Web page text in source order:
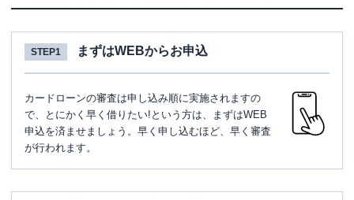
STEP1 まずはWEBからお申込
カードローンの審査は申し込み順に実施されますの
で、とにかく早く借りたい!という方は、まずはWEB
申込を済ませましょう。早く申し込むほど、早く審査
が行われます。